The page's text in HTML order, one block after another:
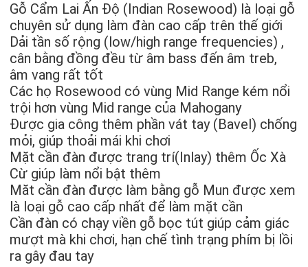
Gỗ Cẩm Lai Ấn Độ (Indian Rosewood) là loại gỗ
chuyên sử dụng làm đàn cao cấp trên thế giới
Dải tần số rộng (low/high range frequencies) ,
cân bằng đồng đều từ âm bass đến âm treb,
âm vang rất tốt
Các họ Rosewood có vùng Mid Range kém nổi
trội hơn vùng Mid range của Mahogany
Được gia công thêm phần vát tay (Bavel) chống
mỏi, giúp thoải mái khi chơi
Mặt cần đàn được trang trí(Inlay) thêm Ốc Xà
Cừ giúp làm nổi bật thêm
Măt cần đàn được làm bằng gỗ Mun được xem
là loại gỗ cao cấp nhất để làm mặt cần
Cần đàn có chạy viền gỗ bọc tút giúp cảm giác
mượt mà khi chơi, hạn chế tình trạng phím bị lồi
ra gây đau tay